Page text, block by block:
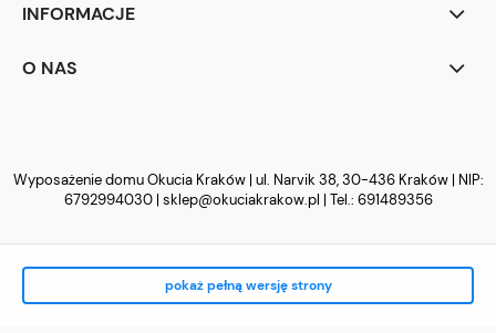
INFORMACJE
O NAS
Wyposażenie domu Okucia Kraków | ul. Narvik 38, 30-436 Kraków | NIP:
6792994030 | sklep@okuciakrakow.pl | Tel.: 691489356
pokaż pełną wersję strony